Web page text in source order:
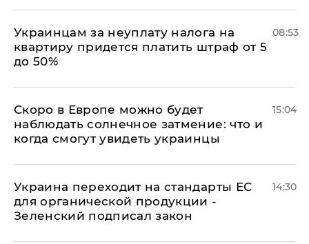
Украинцам за неуплату налога на
квартиру придется платить штраф от 5
до 50%
08:53
Скоро в Европе можно будет
наблюдать солнечное затмение: что и
когда смогут увидеть украинцы
15:04
Украина переходит на стандарты ЕС
для органической продукции -
Зеленский подписал закон
14:30